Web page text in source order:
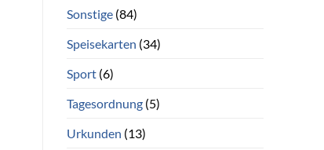
Sonstige(84)
Speisekarten (34)
Sport(6)
Tagesordnung(5)
Urkunden (13)